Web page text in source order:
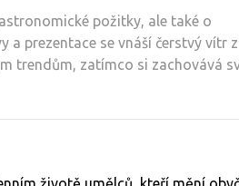
požitky, ale také o
prezentace se vnáší čerstvý vítr z
trendům, zatímco si zachovává